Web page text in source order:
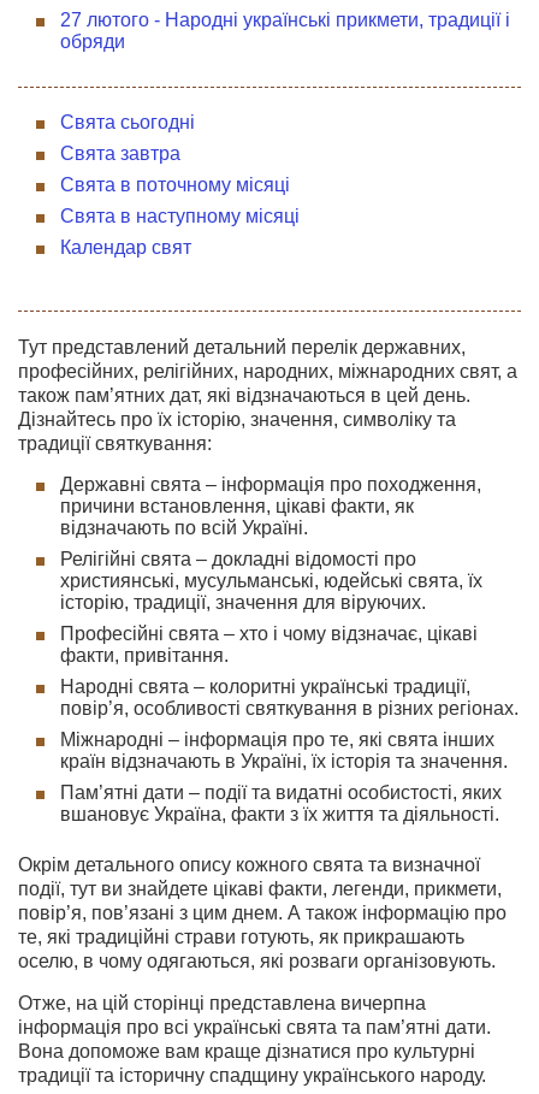
27 лютого - Народні українські прикмети, традиції і
обряди
Свята сьогодні
Свята завтра
Свята в поточному місяці
Свята в наступному місяці
Календар свят
Тут представлений детальний перелік державних,
професійних, релігійних, народних, міжнародних свят, а
також пам’ятних дат, які відзначаються в цей день.
Дізнайтесь про їх історію, значення, символіку та
традиції святкування:
Державні свята – інформація про походження,
причини встановлення, цікаві факти, як
відзначають по всій Україні.
Релігійні свята – докладні відомості про
християнські, мусульманські, юдейські свята, їх
історію, традиції, значення для віруючих.
Професійні свята – хто і чому відзначає, цікаві
факти, привітання.
Народні свята – колоритні українські традиції,
повір’я, особливості святкування в різних регіонах.
Міжнародні – інформація про те, які свята інших
країн відзначають в Україні, їх історія та значення.
Пам’ятні дати – події та видатні особистості, яких
вшановує Україна, факти з їх життя та діяльності.
Окрім детального опису кожного свята та визначної
події, тут ви знайдете цікаві факти, легенди, прикмети,
повір’я, пов’язані з цим днем. А також інформацію про
те, які традиційні страви готують, як прикрашають
оселю, в чому одягаються, які розваги організовують.
Отже, на цій сторінці представлена вичерпна
інформація про всі українські свята та пам’ятні дати.
Вона допоможе вам краще дізнатися про культурні
традиції та історичну спадщину українського народу.